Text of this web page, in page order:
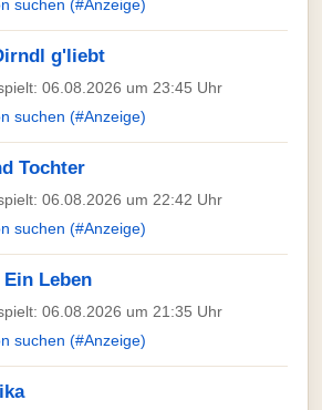
suchen (#Anzeige)
g'liebt
06.08.2026 um 23:45 Uhr
suchen (#Anzeige)
Tochter
06.08.2026 um 22:42 Uhr
suchen (#Anzeige)
Ein Leben
06.08.2026 um 21:35 Uhr
suchen (#Anzeige)